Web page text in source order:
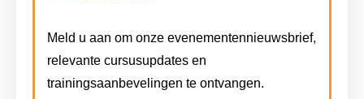
Meld u aan om onze evenementennieuwsbrief,
relevante cursusupdates en
trainingsaanbevelingen te ontvangen.